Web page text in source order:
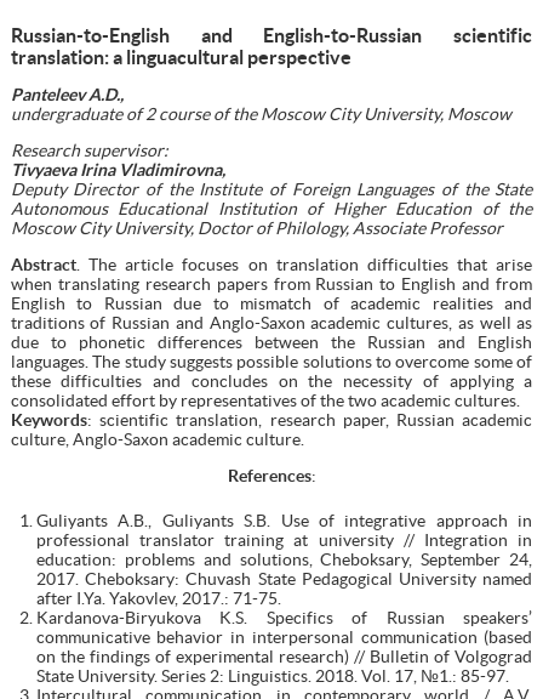
Russian-to-English and English-to-Russian scientific
translation: a linguacultural perspective
Panteleev A.D.,
undergraduate of 2 course of the Moscow City University, Moscow
Research supervisor:
Tivyaeva Irina Vladimirovna,
Deputy Director of the Institute of Foreign Languages of the State
Autonomous Educational Institution of Higher Education of the
Moscow City University, Doctor of Philology, Associate Professor
Abstract. The article focuses on translation difficulties that arise
when translating research papers from Russian to English and from
English to Russian due to mismatch of academic realities and
traditions of Russian and Anglo-Saxon academic cultures, as well as
due to phonetic differences between the Russian and English
languages. The study suggests possible solutions to overcome some of
these difficulties and concludes on the necessity of applying a
consolidated effort by representatives of the two academic cultures.
Keywords: scientific translation, research paper, Russian academic
culture, Anglo-Saxon academic culture.
References:
Guliyants A.B., Guliyants S.B. Use of integrative approach in
professional translator training at university // Integration in
education: problems and solutions, Cheboksary, September 24,
2017. Cheboksary: Chuvash State Pedagogical University named
after I.Ya. Yakovlev, 2017.: 71-75.
Kardanova-Biryukova K.S. Specifics of Russian speakers’
communicative behavior in interpersonal communication (based
on the findings of experimental research) // Bulletin of Volgograd
State University. Series 2: Linguistics. 2018. Vol. 17, №1.: 85-97.
Intercultural communication in contemporary world / A.V.